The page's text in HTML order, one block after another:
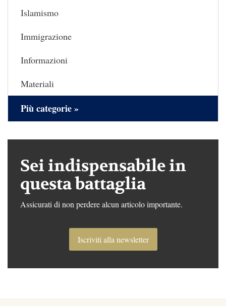
Islamismo
Immigrazione
Informazioni
Materiali
Più categorie »
Sei indispensabile in
questa battaglia
Assicurati di non perdere alcun articolo importante.
Iscriviti alla newsletter